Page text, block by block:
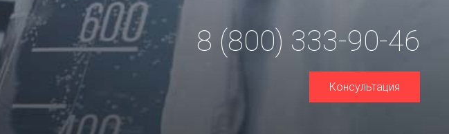
8 (800) 333-90-46
Консультация